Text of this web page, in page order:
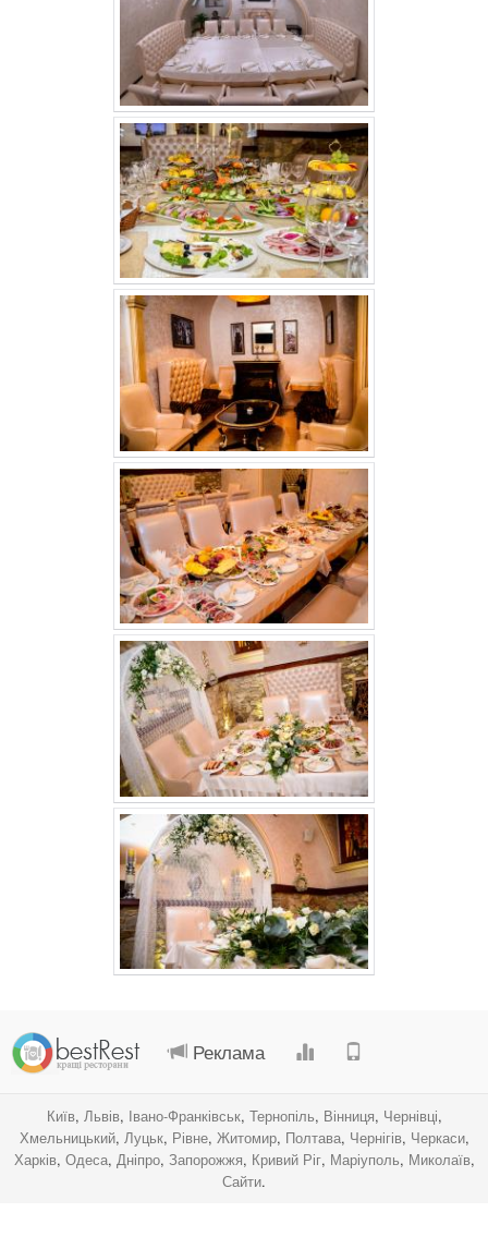
Реклама
Київ, Львів, Івано-Франківськ, Тернопіль, Вінниця, Чернівці,
Хмельницький, Луцьк, Рівне, Житомир, Полтава, Чернігів, Черкаси,
Харків, Одеса, Дніпро, Запорожжя, Кривий Ріг, Маріуполь, Миколаїв,
Сайти.